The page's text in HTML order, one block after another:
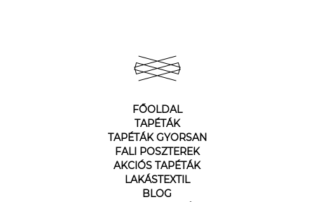
FŐOLDAL
TAPÉTÁK
TAPÉTÁK GYORSAN
FALI POSZTEREK
AKCIÓS TAPÉTÁK
LAKÁSTEXTIL
BLOG